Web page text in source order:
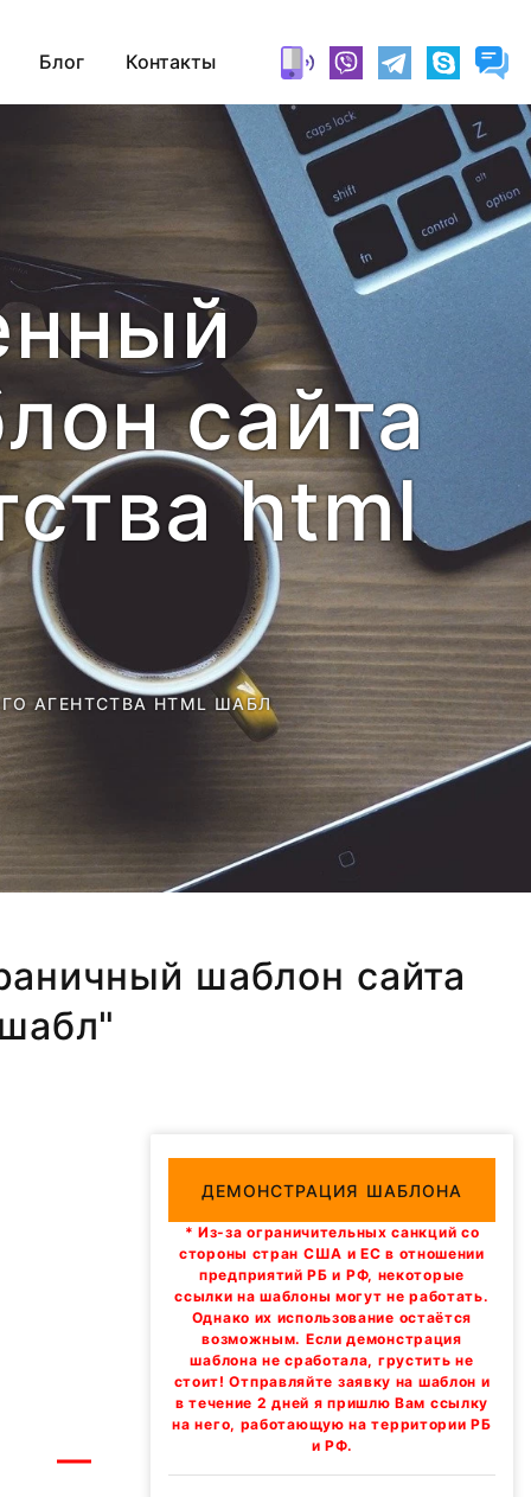
Блог Контакты
сайта
html
АГЕНТСТВА HTML ШАБЛ
шаблон сайта
ДЕМОНСТРАЦИЯ ШАБЛОНА
* Из-за ограничительных санкций со
стороны стран США и ЕС в отношении
предприятий РБ и РФ, некоторые
ссылки на шаблоны могут не работать.
Однако их использование остаётся
возможным. Если демонстрация
шаблона не сработала, грустить не
стоит! Отправляйте заявку на шаблон и
в течение 2 дней я пришлю Вам ссылку
на него, работающую на территории РБ
и РФ.